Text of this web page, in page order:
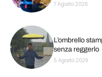
7 Agosto 2026
L’ombrello
senza reggerlo
5 Agosto 2026